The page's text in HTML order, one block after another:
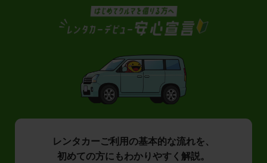
レンタカーご利用の基本的な流れを、
初めての方にもわかりやすく解説。